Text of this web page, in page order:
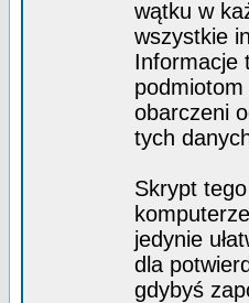
wątku w
wszystkie
Informacje
obarczeni
tych
Skrypt
jedynie
dla
gdybyś